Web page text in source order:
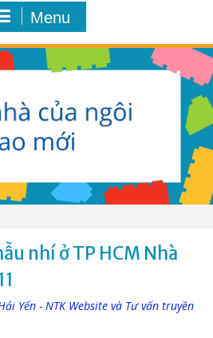
Menu
nhí ở TP HCM Nhà
Yến - NTK Website và Tư vấn truyền